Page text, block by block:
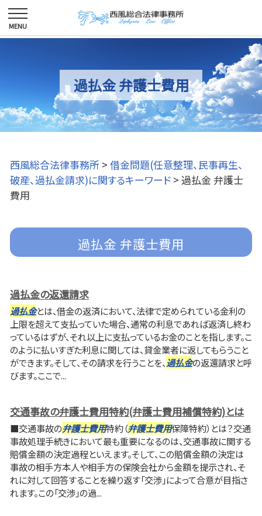
過払金 弁護士費用
西風総合法律事務所 > 借金問題(任意整理、民事再生、
破産、過払金請求)に関するキーワード > 過払金 弁護士
費用
過払金 弁護士費用
過払金の返還請求
過払金とは、借金の返済において、法律で定められている金利の
上限を超えて支払っていた場合、通常の利息であれば返済し終わ
っているはずが、それ以上に支払っているお金のことを指します。こ
のように払いすぎた利息に関しては、貸金業者に返してもらうこと
ができます。そして、その請求を行うことを、過払金の返還請求と呼
びます。ここで...
交通事故の弁護士費用特約(弁護士費用補償特約)とは
■交通事故の弁護士費用特約（弁護士費用保障特約）とは？交通
事故処理手続きにおいて最も重要になるのは、交通事故に関する
賠償金額の決定過程といえます。そして、この賠償金額の決定は
事故の相手方本人や相手方の保険会社から金額を提示され、そ
れに対して回答することを繰り返す「交渉」によって合意が目指さ
れます。この「交渉」の過...